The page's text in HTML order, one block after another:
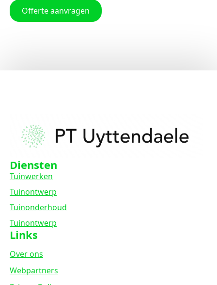
Offerte aanvragen
Diensten
Tuinwerken
Tuinontwerp
Tuinonderhoud
Tuinontwerp
Links
Over ons
Webpartners